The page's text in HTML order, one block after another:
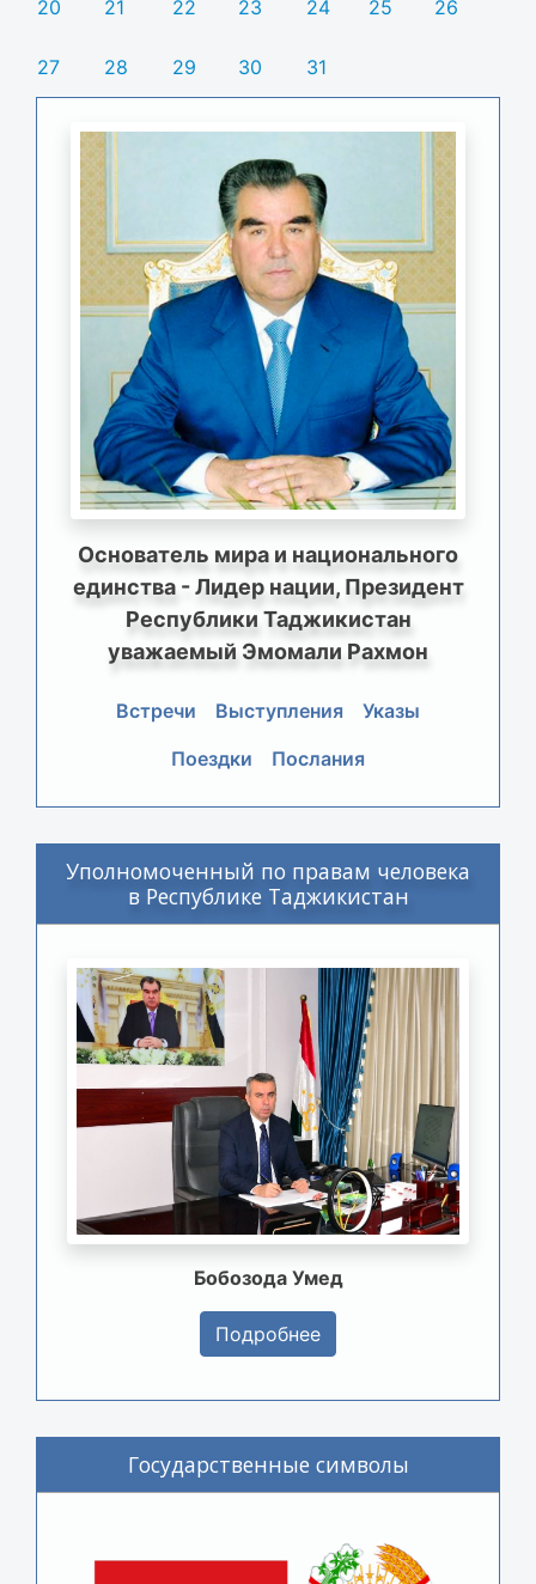
20 21 22 23 24 25 26
27 28 29 30 31
Основатель мира и национального
единства - Лидер нации, Президент
Республики Таджикистан
уважаемый Эмомали Рахмон
Встречи Выступления
Указы
Поездки
Послания
Уполномоченный по правам человека
в Республике Таджикистан
Бобозода Умед
Подробнее
Государственные символы